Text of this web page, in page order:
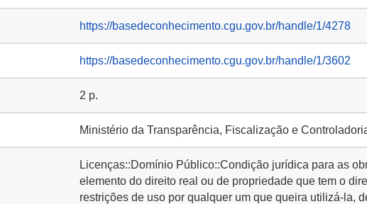
https://basedeconhecimento.cgu.gov.br/handle/1/4278
https://basedeconhecimento.cgu.gov.br/handle/1/3602
2 p.
Ministério da Transparência, Fiscalização e
Licenças::Domínio Público::Condição jurídica para as
elemento do direito real ou de propriedade que tem o
restrições de uso por qualquer um que queira utilizá-la,